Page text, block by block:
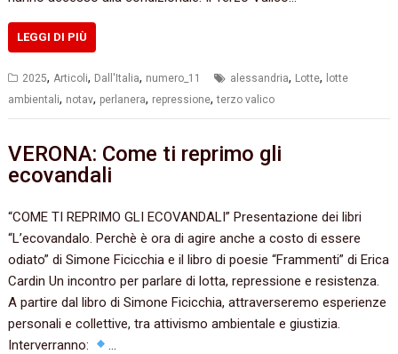
LEGGI DI PIÙ
2025, Articoli, Dall'Italia, numero_11 alessandria, Lotte,
lotte
ambientali, notav, perlanera, repressione,terzo valico
VERONA: Come ti reprimo gli
ecovandali
“COME TI REPRIMO GLI ECOVANDALI” Presentazione dei libri
“L’ecovandalo. Perchè è ora di agire anche a costo di essere
odiato” di Simone Ficicchia e il libro di poesie “Frammenti” di Erica
Cardin Un incontro per parlare di lotta, repressione e resistenza.
A partire dal libro di Simone Ficicchia, attraverseremo esperienze
personali e collettive, tra attivismo ambientale e giustizia.
Interverranno: